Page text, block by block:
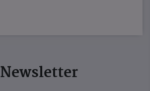
Newsletter